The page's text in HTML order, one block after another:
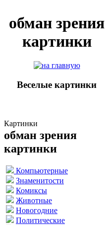
обман зрения
картинки
Веселые картинки
Картинки
обман зрения
картинки
Компьютерные
Знаменитости
Комиксы
Животные
Новогодние
Политические